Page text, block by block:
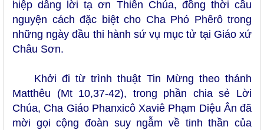
hiệp dâng lời tạ ơn Thiên Chúa, đồng thời cầu
nguyện cách đặc biệt cho Cha Phó Phêrô trong
những ngày đầu thi hành sứ vụ mục tử tại Giáo xứ
Châu Sơn.
Khởi đi từ trình thuật Tin Mừng theo thánh
Matthêu (Mt 10,37-42), trong phần chia sẻ Lời
Chúa, Cha Giáo Phanxicô Xaviê Phạm Diệu Ân đã
mời gọi cộng đoàn suy ngẫm về tinh thần của